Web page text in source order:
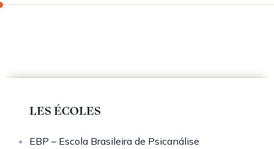
LES ÉCOLES
EBP – Escola Brasileira de Psicanálise